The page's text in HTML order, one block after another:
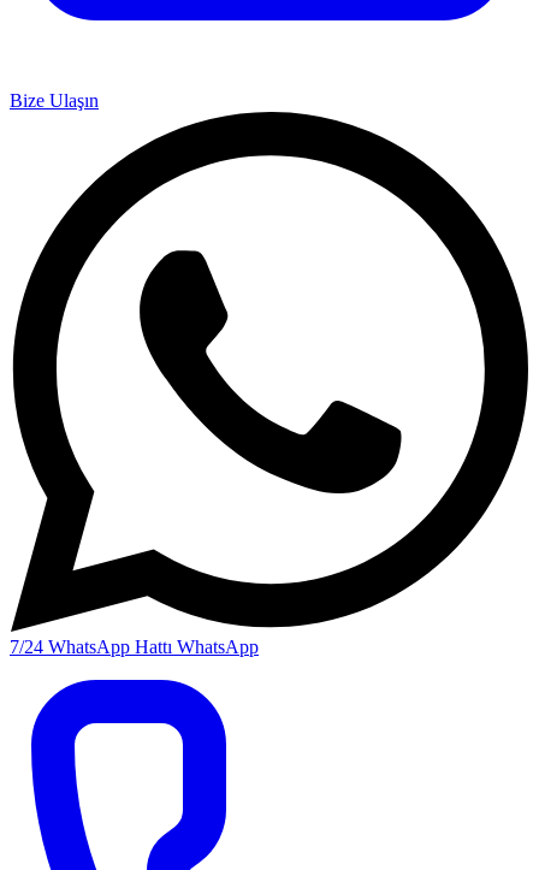
Bize Ulaşın
7/24 WhatsApp Hattı WhatsApp